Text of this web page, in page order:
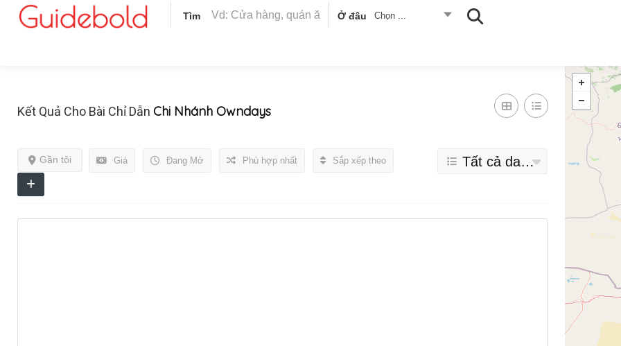
Tìm Ở đâu Chọn ...
Kết Quả Cho Bài Chỉ Dẫn Chi Nhánh Owndays
Giá Đang Mở
Gần tôi Phù hợp nhất Sắp xếp theo Tất cả danh mục